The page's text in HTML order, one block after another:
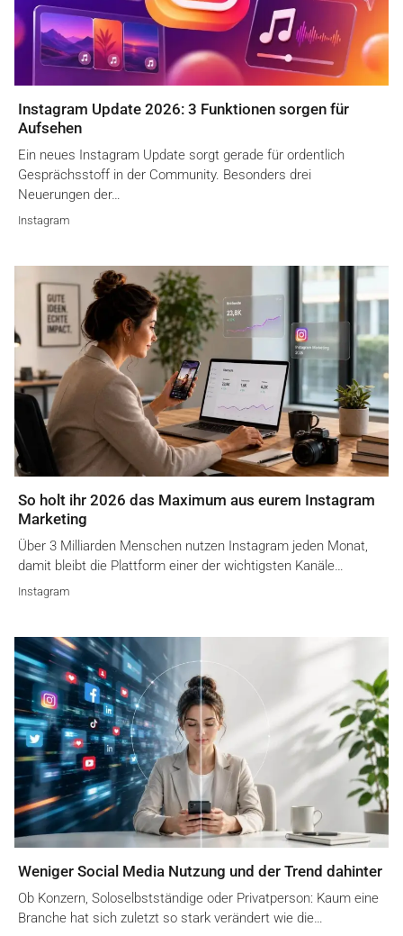
Instagram Update 2026: 3 Funktionen sorgen für
Aufsehen
Ein neues Instagram Update sorgt gerade für ordentlich
Gesprächsstoff in der Community. Besonders drei
Neuerungen der…
Instagram
So holt ihr 2026 das Maximum aus eurem Instagram
Marketing
Über 3 Milliarden Menschen nutzen Instagram jeden Monat,
damit bleibt die Plattform einer der wichtigsten Kanäle…
Instagram
Weniger Social Media Nutzung und der Trend dahinter
Ob Konzern, Soloselbstständige oder Privatperson: Kaum eine
Branche hat sich zuletzt so stark verändert wie die…